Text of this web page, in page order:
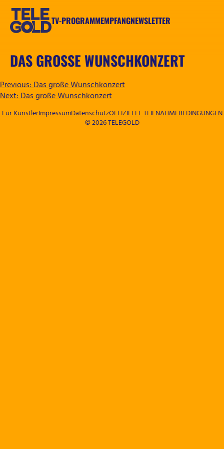
Zum
springen
TV-PROGRAMMEMPFANGNEWSLETTER
DAS GROSSE WUNSCHKONZERT
BEITRAGSNAVIGATION
Previous:Das große Wunschkonzert
Next:Das große Wunschkonzert
© 2026 TELEGOLD
Für KünstlerImpressumDatenschutzOFFIZIELLE TEILNAHMEBEDINGUNGEN